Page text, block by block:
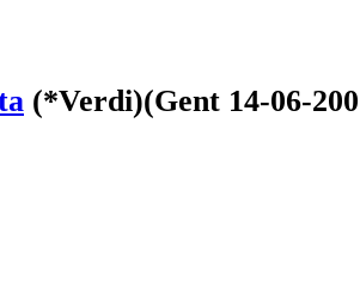
(*Verdi)(Gent 14-06-